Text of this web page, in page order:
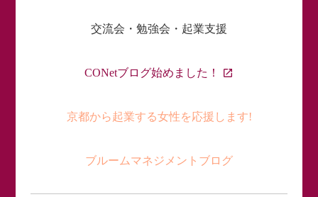
交流会・勉強会・起業支援
CONetブログ始めました！
京都から起業する女性を応援します!
ブルームマネジメントブログ